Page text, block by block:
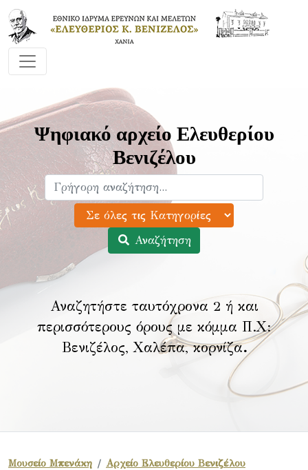
Ψηφιακό αρχείο Ελευθερίου
Βενιζέλου
Αναζήτηση
Αναζητήστε ταυτόχρονα 2 ή και
περισσότερους όρους με κόμμα Π.Χ:
Βενιζέλος, Χαλέπα, κορνίζα.
Μουσείο Μπενάκη
Αρχείο Ελευθερίου Βενιζέλου